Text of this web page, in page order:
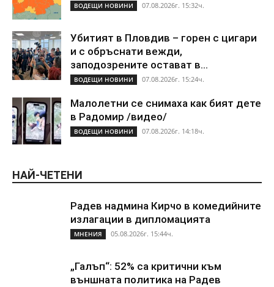
ВОДЕЩИ НОВИНИ 07.08.2026г. 15:32ч.
Убитият в Пловдив – горен с цигари
и с обръснати вежди,
заподозрените остават в...
ВОДЕЩИ НОВИНИ 07.08.2026г. 15:24ч.
Малолетни се снимаха как бият дете
в Радомир /видео/
ВОДЕЩИ НОВИНИ 07.08.2026г. 14:18ч.
НАЙ-ЧЕТЕНИ
Радев надмина Кирчо в комедийните
излагации в дипломацията
МНЕНИЯ 05.08.2026г. 15:44ч.
„Галъп“: 52% са критични към
външната политика на Радев